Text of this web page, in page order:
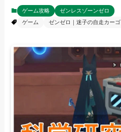
ゲーム攻略
ゼンレスゾーンゼロ
ゲーム
ゼンゼロ｜迷子の自走カーゴ